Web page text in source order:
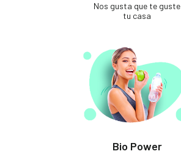
Nos gusta que te guste
tu casa
Bio Power